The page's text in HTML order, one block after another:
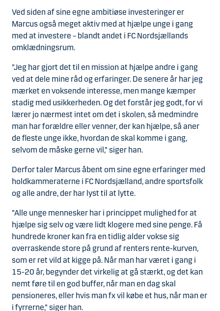
Ved siden af sine egne ambitiøse investeringer er
Marcus også meget aktiv med at hjælpe unge i gang
med at investere – blandt andet i FC Nordsjællands
omklædningsrum.
”Jeg har gjort det til en mission at hjælpe andre i gang
ved at dele mine råd og erfaringer. De senere år har jeg
mærket en voksende interesse, men mange kæmper
stadig med usikkerheden. Og det forstår jeg godt, for vi
lærer jo nærmest intet om det i skolen, så medmindre
man har forældre eller venner, der kan hjælpe, så aner
de fleste unge ikke, hvordan de skal komme i gang,
selvom de måske gerne vil,” siger han.
Derfor taler Marcus åbent om sine egne erfaringer med
holdkammeraterne i FC Nordsjælland, andre sportsfolk
og alle andre, der har lyst til at lytte.
”Alle unge mennesker har i princippet mulighed for at
hjælpe sig selv og være lidt klogere med sine penge. Få
hundrede kroner kan fra en tidlig alder vokse sig
overraskende store på grund af renters rente-kurven,
som er ret vild at kigge på. Når man har været i gang i
15-20 år, begynder det virkelig at gå stærkt, og det kan
nemt føre til en god buffer, når man en dag skal
pensioneres, eller hvis man fx vil købe et hus, når man er
i fyrrerne,” siger han.